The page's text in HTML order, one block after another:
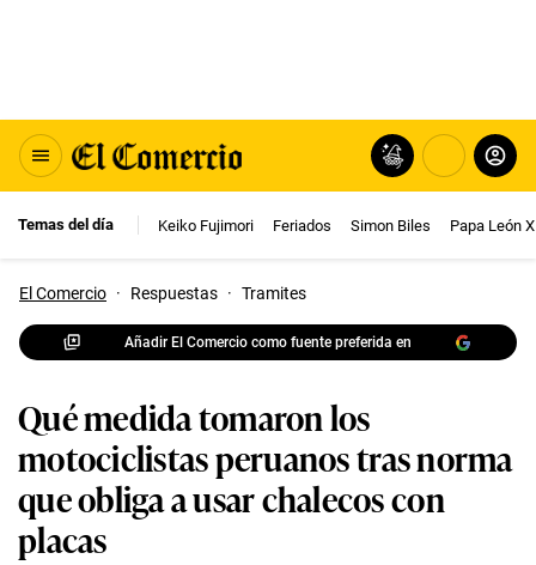
Temas del día Keiko Fujimori Feriados Simon Biles Papa León
El Comercio · Respuestas · Tramites
Añadir El Comercio como fuente preferida en
Qué medida tomaron los
motociclistas peruanos tras norma
que obliga a usar chalecos con
placas